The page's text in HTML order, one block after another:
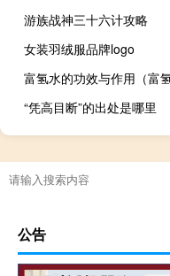
游族战神三十六计攻略
女装羽绒服品牌logo
“凭高目断”的出处是哪里
公告